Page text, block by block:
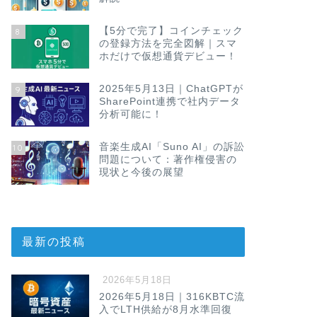
8
【5分で完了】コインチェック
の登録方法を完全図解｜スマ
ホだけで仮想通貨デビュー！
9
2025年5月13日｜ChatGPTが
SharePoint連携で社内データ
分析可能に！
10
音楽生成AI「Suno AI」の訴訟
問題について：著作権侵害の
現状と今後の展望
最新の投稿
2026年5月18日
2026年5月18日｜316KBTC流
入でLTH供給が8月水準回復